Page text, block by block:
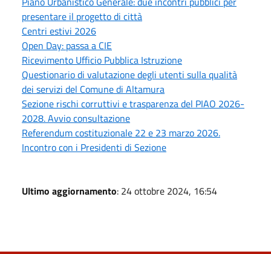
presentare il progetto di città
Centri estivi 2026
Open Day: passa a CIE
Ricevimento Ufficio Pubblica Istruzione
Questionario di valutazione degli utenti sulla qualità
dei servizi del Comune di Altamura
Sezione rischi corruttivi e trasparenza del PIAO 2026-
2028. Avvio consultazione
Referendum costituzionale 22 e 23 marzo 2026.
Incontro con i Presidenti di Sezione
Ultimo aggiornamento: 24 ottobre 2024, 16:54